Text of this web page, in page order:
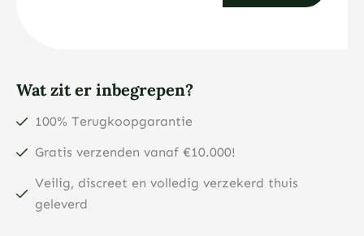
Wat zit er inbegrepen?
100% Terugkoopgarantie
Gratis verzenden vanaf €10.000!
Veilig, discreet en volledig verzekerd thuis
geleverd